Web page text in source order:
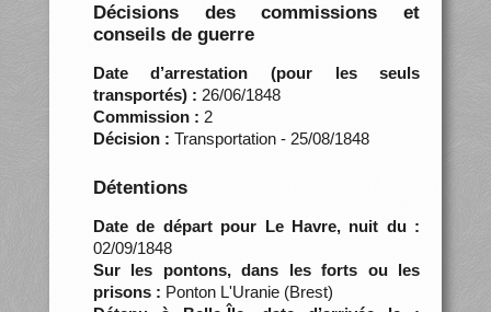
Décisions des commissions et
conseils de guerre
Date d’arrestation (pour les seuls
transportés) : 26/06/1848
Commission : 2
Décision : Transportation - 25/08/1848
Détentions
Date de départ pour Le Havre, nuit du :
02/09/1848
Sur les pontons, dans les forts ou les
prisons : Ponton L'Uranie (Brest)